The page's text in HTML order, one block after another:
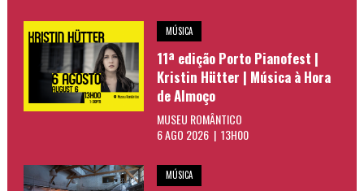
MÚSICA
11ª edição Porto Pianofest |
Kristin Hütter | Música à Hora
de Almoço
MUSEU ROMÂNTICO
6 AGO 2026 | 13H00
MÚSICA